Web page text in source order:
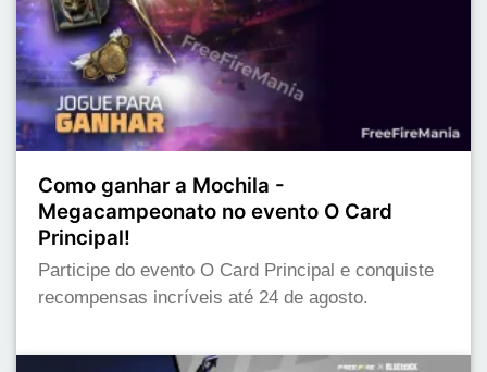
Como ganhar a Mochila -
Megacampeonato no evento O Card
Principal!
Participe do evento O Card Principal e conquiste
recompensas incríveis até 24 de agosto.